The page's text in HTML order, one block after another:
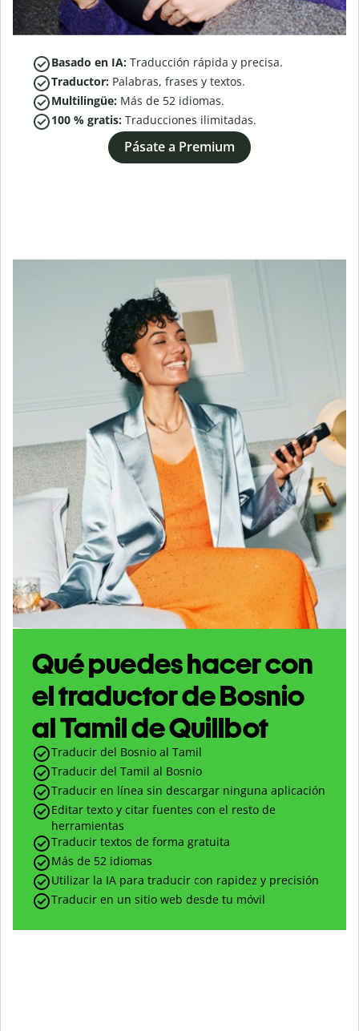
Basado en IA: Traducción rápida y precisa.
Traductor: Palabras, frases y textos.
Multilingüe: Más de 52 idiomas.
100 % gratis: Traducciones ilimitadas.
Pásate a Premium
Qué puedes hacer con
el traductor de Bosnio
al Tamil de Quillbot
Traducir del Bosnio al Tamil
Traducir del Tamil al Bosnio
Traducir en línea sin descargar ninguna aplicación
Editar texto y citar fuentes con el resto de
herramientas
Traducir textos de forma gratuita
Más de 52 idiomas
Utilizar la IA para traducir con rapidez y precisión
Traducir en un sitio web desde tu móvil